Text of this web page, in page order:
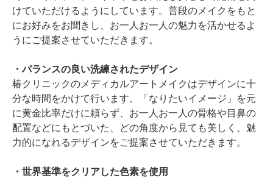
けていただけるようにしています。普段のメイクをもと
にお好みをお聞きし、お一人お一人の魅力を活かせるよ
うにご提案させていただきます。
・バランスの良い洗練されたデザイン
椿クリニックのメディカルアートメイクはデザインに十
分な時間をかけて行います。「なりたいイメージ」を元
に黄金比率だけに頼らず、お一人お一人の骨格や目鼻の
配置などにもとづいた、どの角度から見ても美しく、魅
力的になれるデザインをご提案させていただきます。
・世界基準をクリアした色素を使用